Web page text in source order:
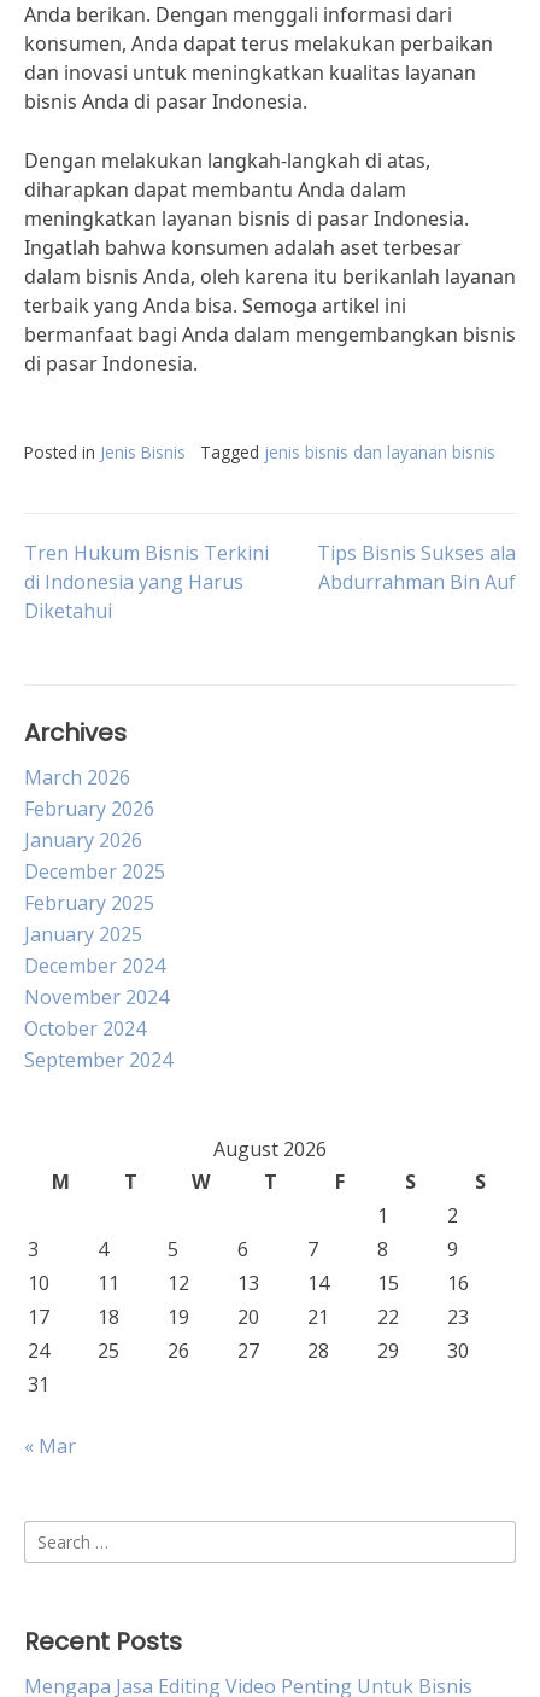
Anda berikan. Dengan menggali informasi dari
konsumen, Anda dapat terus melakukan perbaikan
dan inovasi untuk meningkatkan kualitas layanan
bisnis Anda di pasar Indonesia.
Dengan melakukan langkah-langkah di atas,
diharapkan dapat membantu Anda dalam
meningkatkan layanan bisnis di pasar Indonesia.
Ingatlah bahwa konsumen adalah aset terbesar
dalam bisnis Anda, oleh karena itu berikanlah layanan
terbaik yang Anda bisa. Semoga artikel ini
bermanfaat bagi Anda dalam mengembangkan bisnis
di pasar Indonesia.
Posted in Jenis Bisnis Tagged jenis bisnis dan layanan bisnis
Post
navigation
Tren Hukum Bisnis Terkini
di Indonesia yang Harus
Diketahui
Tips Bisnis Sukses ala
Abdurrahman Bin Auf
Archives
March 2026
February 2026
January 2026
December 2025
February 2025
January 2025
December 2024
November 2024
October 2024
September 2024
August 2026
M
T W T F S
S
1
2
3
4 5 6 7 8
9
10
11 12 13 14 15
16
17
18 19 20 21 22
23
24
25 26 27 28 29
30
31
« Mar
Search
for:
Recent Posts
Mengapa Jasa Editing Video Penting Untuk Bisnis